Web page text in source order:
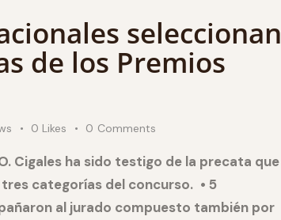
seleccionan
de los Premios
0 Likes 0 Comments
Cigales ha sido testigo de la precata que
categorías del concurso. • 5
al jurado compuesto también por